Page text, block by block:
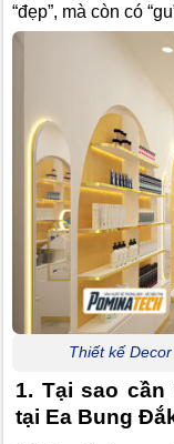
“đẹp”, mà còn có
Thiết kế
1. Tại sao
tại Ea Bung